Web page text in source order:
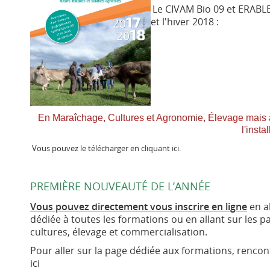
Le CIVAM Bio 09 et
et l'hiver 2018 :
En Maraîchage, Cultures et Agronomie, Élevage
Vous pouvez le télécharger en cliquant ici.
PREMIÈRE NOUVEAUTÉ DE L’ANNÉE
Vous pouvez directement vous inscrire en ligne en
dédiée à toutes les formations ou en allant sur les
cultures, élevage et commercialisation.
Pour aller sur la page dédiée aux formations,
ici